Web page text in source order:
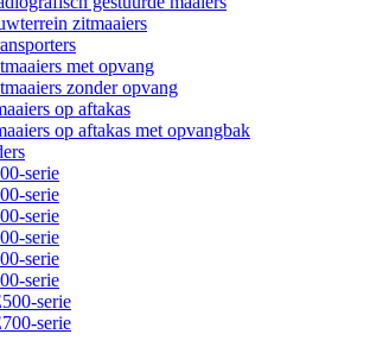
zitmaaiers
met opvang
zonder opvang
op aftakas
op aftakas met opvangbak
serie
serie
serie
serie
serie
serie
serie
serie